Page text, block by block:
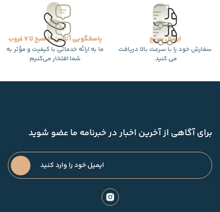
ارسال سریع
سفارش خود را با سرعت بالا دریافت
می کنید.
پاسخگویی آنلاین 10 صبح تا 7 غروب
ما به ارائه خدماتی با کیفیت و مؤثر به
شما افتخار می‌کنیم
برای آگاهی از آخرین اخبار در خبرنامه ما عضو شوید